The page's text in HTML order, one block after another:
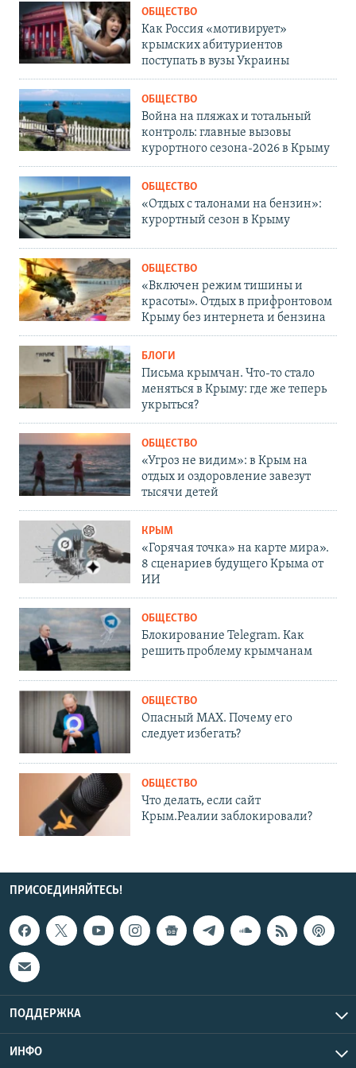
ОБЩЕСТВО
Как Россия «мотивирует»
крымских абитуриентов
поступать в вузы Украины
ОБЩЕСТВО
Война на пляжах и тотальный
контроль: главные вызовы
курортного сезона-2026 в Крыму
ОБЩЕСТВО
«Отдых с талонами на бензин»:
курортный сезон в Крыму
ОБЩЕСТВО
«Включен режим тишины и
красоты». Отдых в прифронтовом
Крыму без интернета и бензина
БЛОГИ
Письма крымчан. Что-то стало
меняться в Крыму: где же теперь
укрыться?
ОБЩЕСТВО
«Угроз не видим»: в Крым на
отдых и оздоровление завезут
тысячи детей
КРЫМ
«Горячая точка» на карте мира».
8 сценариев будущего Крыма от
ИИ
ОБЩЕСТВО
Блокирование Telegram. Как
решить проблему крымчанам
ОБЩЕСТВО
Опасный MAX. Почему его
следует избегать?
ОБЩЕСТВО
Что делать, если сайт
Крым.Реалии заблокировали?
ПРИСОЕДИНЯЙТЕСЬ!
ПОДДЕРЖКА
ИНФО